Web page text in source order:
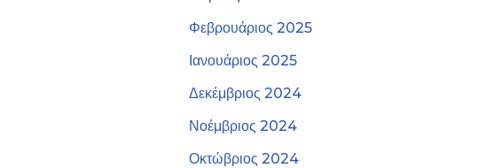
Φεβρουάριος 2025
Ιανουάριος 2025
Δεκέμβριος 2024
Νοέμβριος 2024
Οκτώβριος 2024